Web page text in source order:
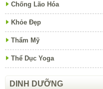
Chống Lão Hóa
Khỏe Đẹp
Thẩm Mỹ
Thể Dục Yoga
DINH DƯỠNG